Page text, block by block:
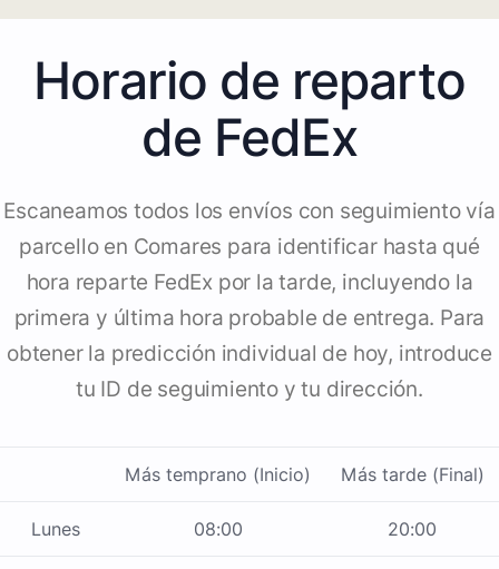
Horario de reparto
de FedEx
Escaneamos todos los envíos con seguimiento vía
parcello en Comares para identificar hasta qué
hora reparte FedEx por la tarde, incluyendo la
primera y última hora probable de entrega. Para
obtener la predicción individual de hoy, introduce
tu ID de seguimiento y tu dirección.
Más temprano (Inicio) Más tarde (Final)
Lunes 08:00 20:00